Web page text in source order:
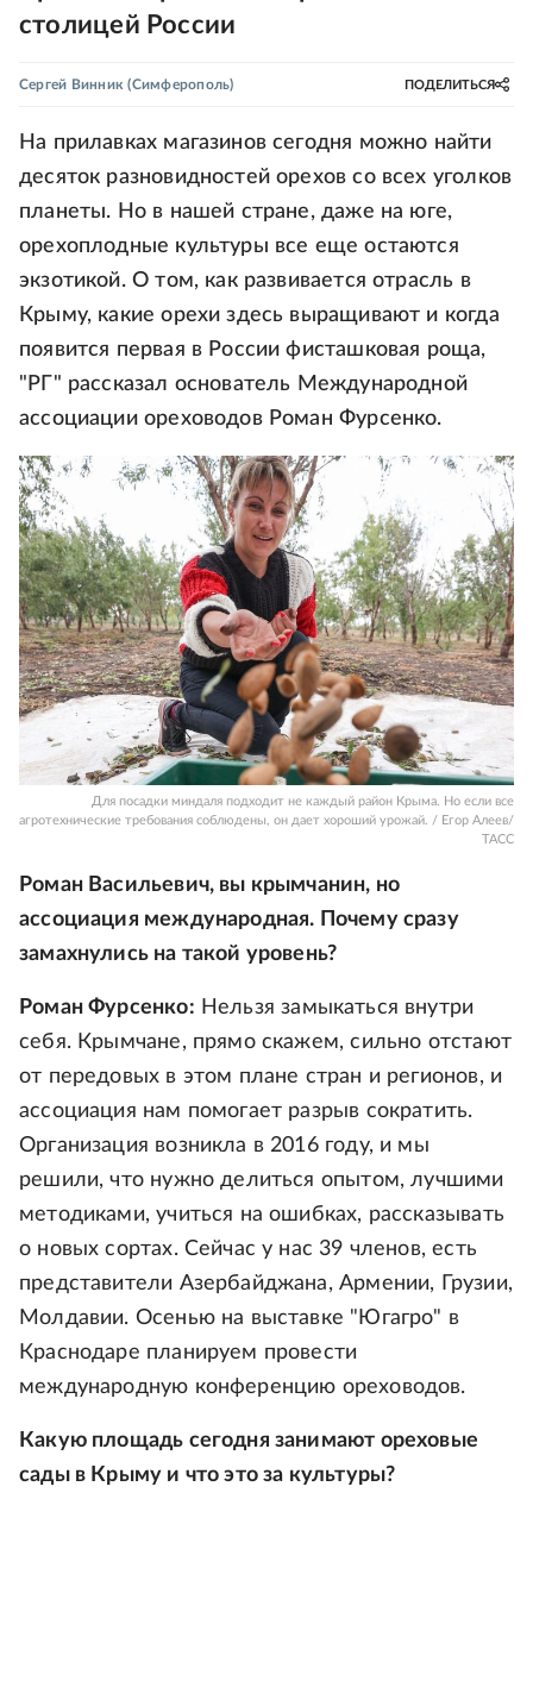
столицей России
Сергей Винник (Симферополь) ПОДЕЛИТЬСЯ
На прилавках магазинов сегодня можно найти
десяток разновидностей орехов со всех уголков
планеты. Но в нашей стране, даже на юге,
орехоплодные культуры все еще остаются
экзотикой. О том, как развивается отрасль в
Крыму, какие орехи здесь выращивают и когда
появится первая в России фисташковая роща,
"РГ" рассказал основатель Международной
ассоциации ореховодов Роман Фурсенко.
Для посадки миндаля подходит не каждый район Крыма. Но если все
агротехнические требования соблюдены, он дает хороший урожай. / Егор Алеев/
ТАСС
Роман Васильевич, вы крымчанин, но
ассоциация международная. Почему сразу
замахнулись на такой уровень?
Роман Фурсенко: Нельзя замыкаться внутри
себя. Крымчане, прямо скажем, сильно отстают
от передовых в этом плане стран и регионов, и
ассоциация нам помогает разрыв сократить.
Организация возникла в 2016 году, и мы
решили, что нужно делиться опытом, лучшими
методиками, учиться на ошибках, рассказывать
о новых сортах. Сейчас у нас 39 членов, есть
представители Азербайджана, Армении, Грузии,
Молдавии. Осенью на выставке "Югагро" в
Краснодаре планируем провести
международную конференцию ореховодов.
Какую площадь сегодня занимают ореховые
сады в Крыму и что это за культуры?